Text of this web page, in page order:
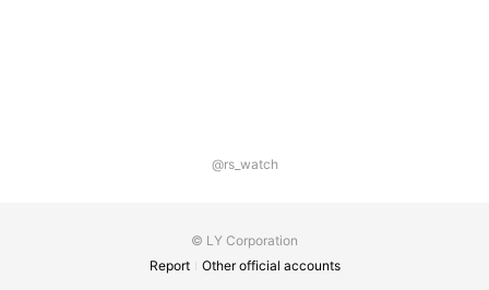
@rs_watch
© LY Corporation
Report
Other official accounts